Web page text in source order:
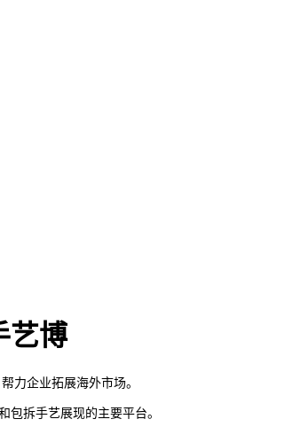
艺博
力企业拓展海外市场。
拆手艺展现的主要平台。